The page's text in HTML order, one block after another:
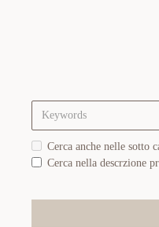
Cerca anche nelle sotto
Cerca nella descrzione